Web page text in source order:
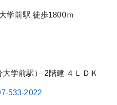
学前駅 徒歩1800ｍ
533-2022